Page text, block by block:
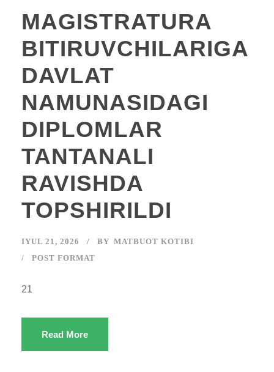
MAGISTRATURA
BITIRUVCHILARIGA
DAVLAT
NAMUNASIDAGI
DIPLOMLAR
TANTANALI
RAVISHDA
TOPSHIRILDI
IYUL 21, 2026 BY MATBUOT KOTIBI
POST FORMAT
21
Read More